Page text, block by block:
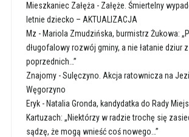
Mieszkaniec Załęża - Załęże. Śmiertelny
letnie dziecko – AKTUALIZACJA
Mz - Mariola Zmudzińska, burmistrz Żukowa:
długofalowy rozwój gminy, a nie łatanie dziur
poprzednich…”
Znajomy-Sulęczyno. Akcja ratownicza na
Węgorzyno
Eryk- Natalia Gronda, kandydatka do Rady
Kartuzach: „Niektórzy w radzie trochę się
sądzę, że mogą wnieść coś nowego…”